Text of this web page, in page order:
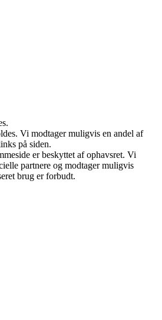
Vi modtager muligvis en andel af
på siden.
er beskyttet af ophavsret. Vi
partnere og modtager muligvis
brug er forbudt.